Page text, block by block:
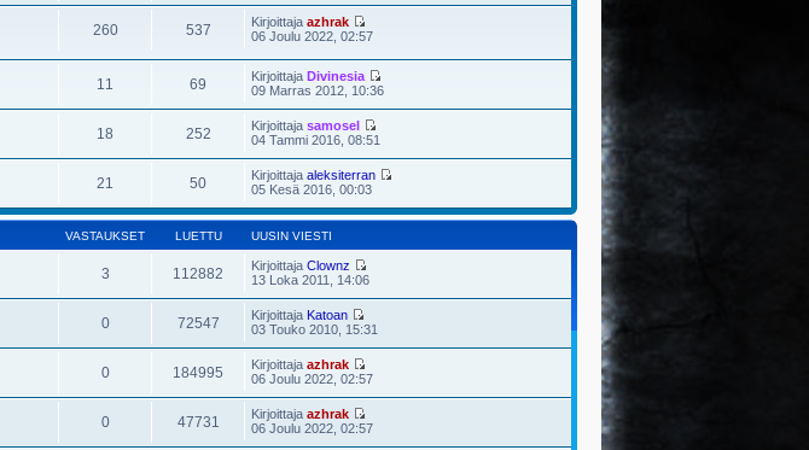
260 537 Kirjoittaja azhrak
06 Joulu 2022, 02:57
11 69 Kirjoittaja Divinesia
09 Marras 2012, 10:36
18 252 Kirjoittaja samosel
04 Tammi 2016, 08:51
21 50 Kirjoittaja aleksiterran
05 Kesä 2016, 00:03
VASTAUKSET LUETTU UUSIN VIESTI
3 112882 Kirjoittaja Clownz
13 Loka 2011, 14:06
0 72547 Kirjoittaja Katoan
03 Touko 2010, 15:31
0 184995 Kirjoittaja azhrak
06 Joulu 2022, 02:57
0 47731 Kirjoittaja azhrak
06 Joulu 2022, 02:57